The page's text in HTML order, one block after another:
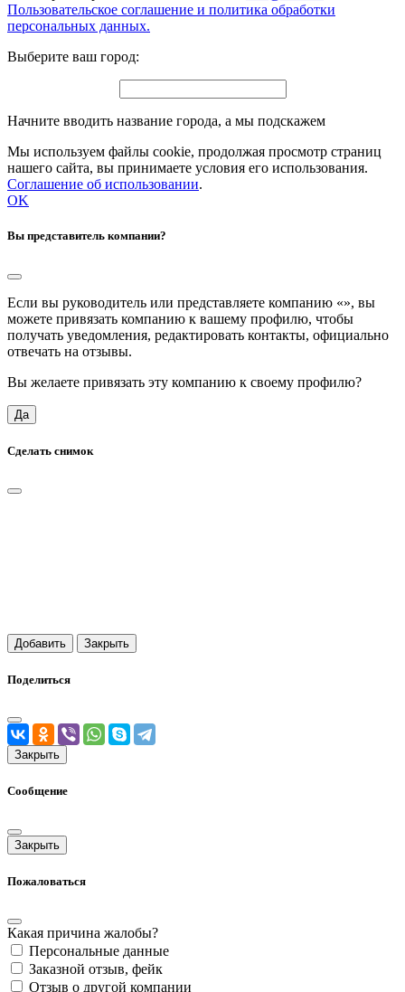
Пользовательское соглашение и политика обработки
персональных данных.
Выберите ваш город:
Начните вводить название города, а мы подскажем
Мы используем файлы cookie, продолжая просмотр страниц
нашего сайта, вы принимаете условия его использования.
Соглашение об использовании.
OK
Вы представитель компании?
Если вы руководитель или представляете компанию «», вы
можете привязать компанию к вашему профилю, чтобы
получать уведомления, редактировать контакты, официально
отвечать на отзывы.
Вы желаете привязать эту компанию к своему профилю?
Да
Сделать снимок
Добавить Закрыть
Поделиться
Закрыть
Сообщение
Закрыть
Пожаловаться
Какая причина жалобы?
Персональные данные
Заказной отзыв, фейк
Отзыв о другой компании